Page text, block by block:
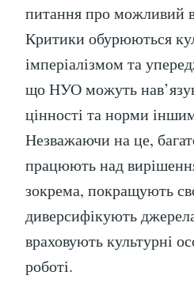
питання про можливий
Критики обурюються
імперіалізмом та
що НУО можуть
цінності та норми
Незважаючи на це,
працюють над
зокрема, покращують
диверсифікують
враховують культурні
роботі.